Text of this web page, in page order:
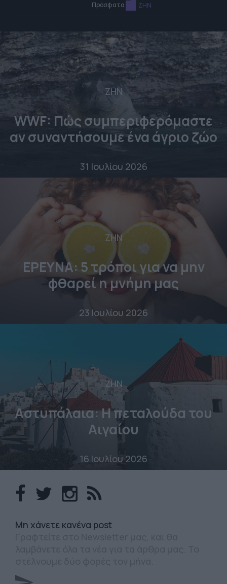
Πρόσφατα ΖΗΝ
ΖΗΝ
WWF: Πώς συμπεριφερόμαστε
αν συναντήσουμε ένα άγριο ζώο
31 Ιουλίου 2026
ΖΗΝ
ΕΡΕΥΝΑ: 5 τρόποι για να μην
φθαρεί η μνήμη μας
23 Ιουλίου 2026
ΖΗΝ
Αστυπάλαια: Η πεταλούδα του
Αιγαίου
16 Ιουλίου 2026
Mη χάνετε κανένα post